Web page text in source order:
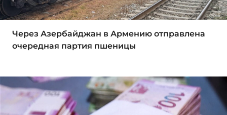
Через Азербайджан в Армению отправлена
очередная партия пшеницы